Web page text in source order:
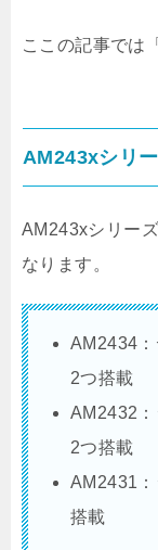
ここの記事では
AM243xシリ
AM243xシリー
なります。
AM2434
2つ搭載
AM2432
2つ搭載
AM2431
搭載